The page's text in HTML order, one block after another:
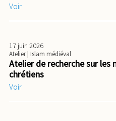
Voir
17 juin 2026
Atelier| Islam médiéval
Atelier de recherche sur les
chrétiens
Voir